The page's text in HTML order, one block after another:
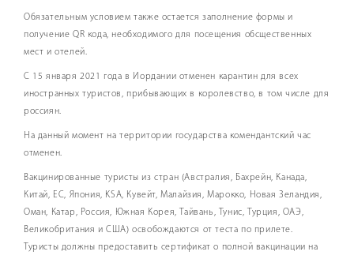
Обязательным условием также остается заполнение формы и
получение QR кода, необходимого для посещения обсщественных
мест и отелей.
С 15 января 2021 года в Иордании отменен карантин для всех
иностранных туристов, прибывающих в королевство, в том числе для
россиян.
На данный момент на территории государства комендантский час
отменен.
Вакцинированные туристы из стран (Австралия, Бахрейн, Канада,
Китай, ЕС, Япония, KSA, Кувейт, Малайзия, Марокко, Новая Зеландия,
Оман, Катар, Россия, Южная Корея, Тайвань, Тунис, Турция, ОАЭ,
Великобритания и США) освобождаются от теста по прилете.
Туристы должны предоставить сертификат о полной вакцинации на